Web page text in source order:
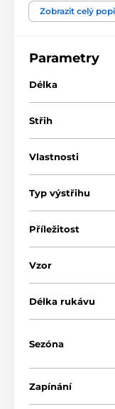
Zobrazit celý
Parametry
Délka
Střih
Vlastnosti
Typ výstřihu
Příležitost
Vzor
Délka rukávu
Sezóna
Zapínání